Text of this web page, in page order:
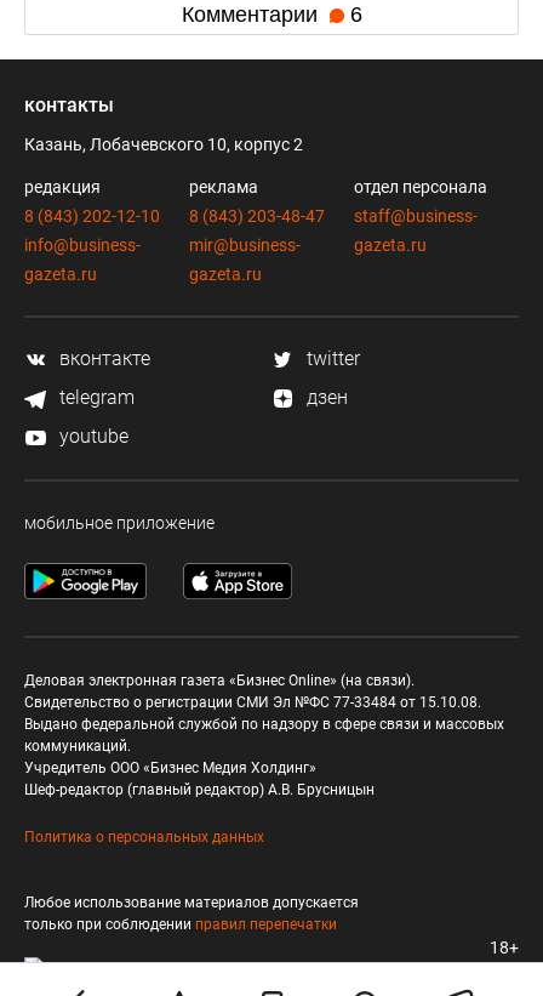
Комментарии 6
контакты
Казань, Лобачевского 10, корпус 2
редакция
8 (843) 202-12-10
info@business-
gazeta.ru
реклама
8 (843) 203-48-47
mir@business-
gazeta.ru
отдел персонала
staff@business-
gazeta.ru
вконтакте
twitter
telegram
дзен
youtube
мобильное приложение
Деловая электронная газета «Бизнес Online» (на связи).
Свидетельство о регистрации СМИ Эл №ФС 77-33484 от 15.10.08.
Выдано федеральной службой по надзору в сфере связи и массовых
коммуникаций.
Учредитель ООО «Бизнес Медия Холдинг»
Шеф-редактор (главный редактор) А.В. Брусницын
Политика о персональных данных
Любое использование материалов допускается
только при соблюдении правил перепечатки
18+